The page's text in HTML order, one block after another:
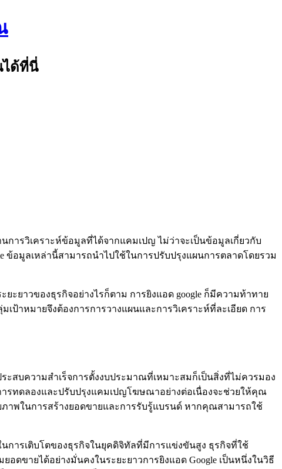
ได้ที่นี่
นการวิเคราะห์ข้อมูลที่ได้จากแคมเปญ ไม่ว่าจะเป็นข้อมูลเกี่ยวกับ
อมูลเหล่านี้สามารถนำไปใช้ในการปรับปรุงแผนการตลาดโดยรวม
ะยาวของธุรกิจอย่างไรก็ตาม การยิงแอด google ก็มีความท้าทาย
หมายจึงต้องการการวางแผนและการวิเคราะห์ที่ละเอียด การ
สบความสำเร็จการตั้งงบประมาณที่เหมาะสมก็เป็นสิ่งที่ไม่ควรมอง
ทดลองและปรับปรุงแคมเปญโฆษณาอย่างต่อเนื่องจะช่วยให้คุณ
าพในการสร้างยอดขายและการรับรู้แบรนด์ หากคุณสามารถใช้
การเติบโตของธุรกิจในยุคดิจิทัลที่มีการแข่งขันสูง ธุรกิจที่ใช้
อดขายได้อย่างมั่นคงในระยะยาวการยิงแอด Google เป็นหนึ่งในวิธี